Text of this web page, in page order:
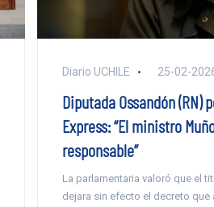
Diario UCHILE 25-02-
Diputada Ossandón (RN)
Express: “El ministro
responsable”
La parlamentaria valoró que el
dejara sin efecto el decreto que